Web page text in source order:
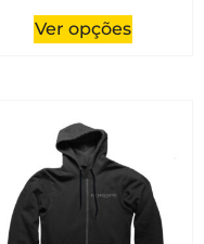
Ver opções